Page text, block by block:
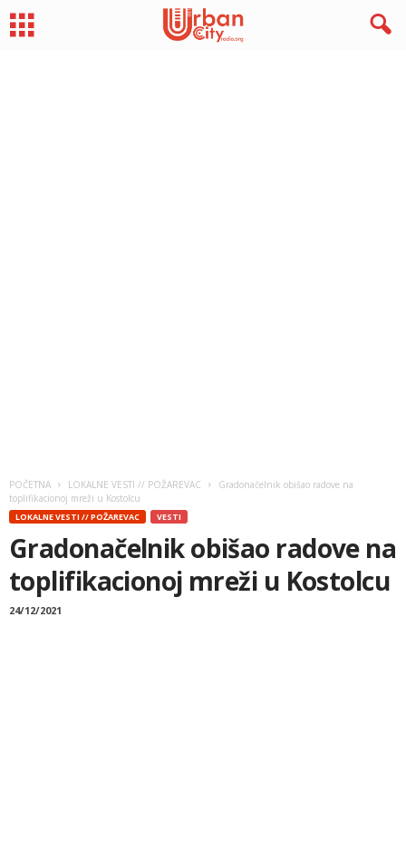
POČETNA LOKALNE VESTI // POŽAREVAC
Gradonačelnik obišao radove na
toplifikacionoj mreži u Kostolcu
LOKALNE VESTI // POŽAREVAC VESTI
Gradonačelnik obišao radove na
toplifikacionoj mreži u Kostolcu
24/12/2021